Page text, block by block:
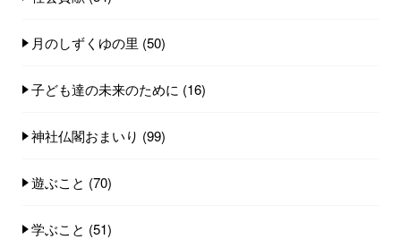
月のしずくゆの里 (50)
子ども達の未来のために (16)
神社仏閣おまいり (99)
遊ぶこと (70)
学ぶこと (51)